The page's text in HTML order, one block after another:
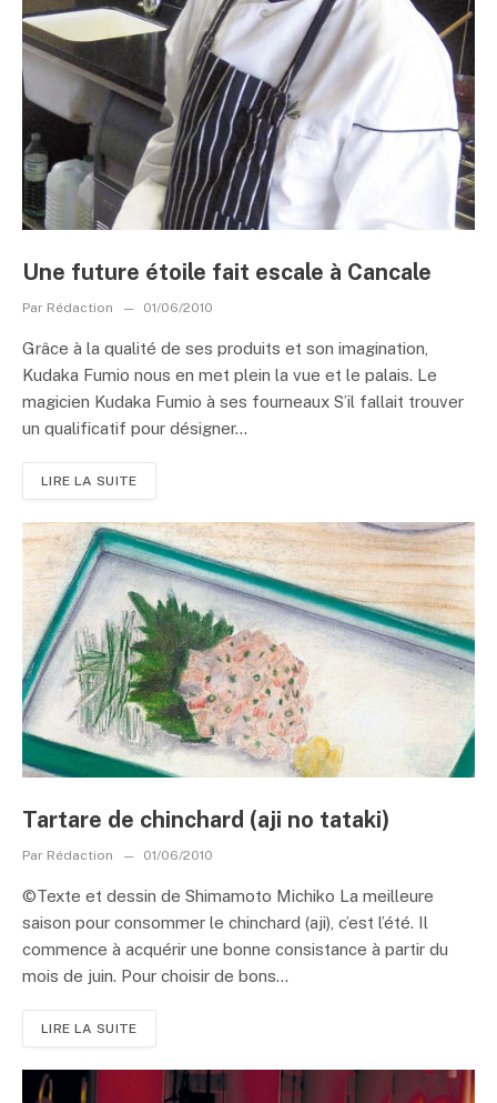
Une future étoile fait escale à Cancale
Par Rédaction 01/06/2010
Grâce à la qualité de ses produits et son imagination,
Kudaka Fumio nous en met plein la vue et le palais. Le
magicien Kudaka Fumio à ses fourneaux S’il fallait trouver
un qualificatif pour désigner...
LIRE LA SUITE
Tartare de chinchard (aji no tataki)
Par Rédaction 01/06/2010
©Texte et dessin de Shimamoto Michiko La meilleure
saison pour consommer le chinchard (aji), c’est l’été. Il
commence à acquérir une bonne consistance à partir du
mois de juin. Pour choisir de bons...
LIRE LA SUITE